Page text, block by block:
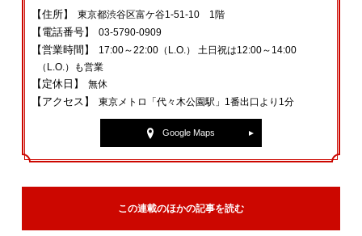
【住所】 東京都渋谷区富ケ谷1-51-10 1階
【電話番号】 03-5790-0909
【営業時間】
17:00～22:00（L.O.） 土日祝は12:00～14:00
（L.O.）も営業
【定休日】 無休
【アクセス】 東京メトロ「代々木公園駅」1番出口より1分
Google Maps
この連載のほかの記事を読む